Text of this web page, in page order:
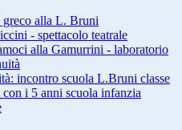
greco alla L. Bruni
- spettacolo teatrale
alla Gamurrini - laboratorio
incontro scuola L.Bruni classe
con i 5 anni scuola infanzia